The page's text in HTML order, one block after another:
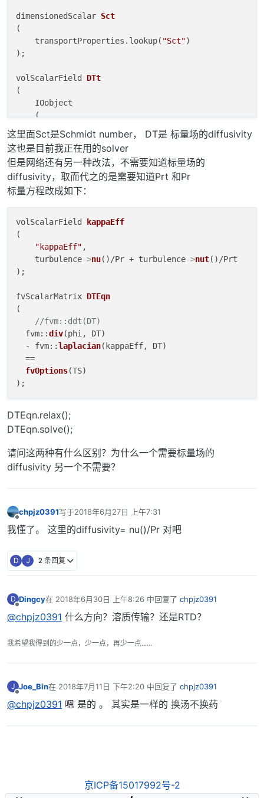
dimensionedScalar Sct
(
    transportProperties.lookup(
"Sct")
) ;
volScalarField DTt
(
    IOobject
    (
        runTime.timeName(
),
        mesh,
        IOobject::NO_READ,
        IOobject::NO_WRITE
    ),
)
这里面Sct是Schmidt number， DT是 标量场的diffusivity
这也是目前我正在用的solver
但是网络还有另一种改法，不需要知道标量场的
diffusivity，取而代之的是需要知道Prt 和Pr
标量方程改成如下：
volScalarField
kappaEff
(
"kappaEff" ,
    turbulence
->nu()/Pr + turbulence->nut()/Prt
);
fvScalarMatrix DTEqn
(
//fvm::ddt(DT)
  fvm::
div(phi, DT)
  - fvm::
laplacian(kappaEff, DT)
  ==
fvOptions(TS)
DTEqn.relax();
DTEqn.solve();
请问这两种有什么区别？为什么一个需要标量场的
diffusivity 另一个不需要？
chpjz0391写于2018年6月27日 上午7:31
最后由 编辑
我懂了。 这里的diffusivity= nu()/Pr 对吧
D J 2 条回复
D Dingcy在 2018年6月30日 上午8:26 中回复了 chpjz0391
最后由 编辑
@chpjz0391 什么方向？溶质传输？还是RTD？
我希望我得到的少一点，少一点，再少一点......
J Joe_Bin在 2018年7月11日 下午2:20 中回复了 chpjz0391
最后由 编辑
@chpjz0391 嗯 是的 。 其实是一样的 换汤不换药
京ICP备15017992号-2